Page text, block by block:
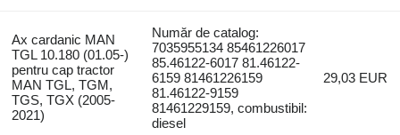
Ax cardanic MAN
TGL 10.180 (01.05-)
pentru cap tractor
MAN TGL, TGM,
TGS, TGX (2005-
2021)
Număr de catalog:
7035955134 85461226017
85.46122-6017 81.46122-
6159 81461226159
81.46122-9159
81461229159, combustibil:
diesel
29,03 EUR